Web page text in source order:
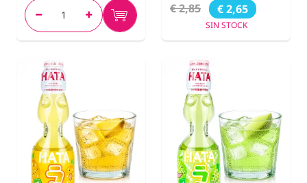
€ 2,85 € 2,65
SIN STOCK